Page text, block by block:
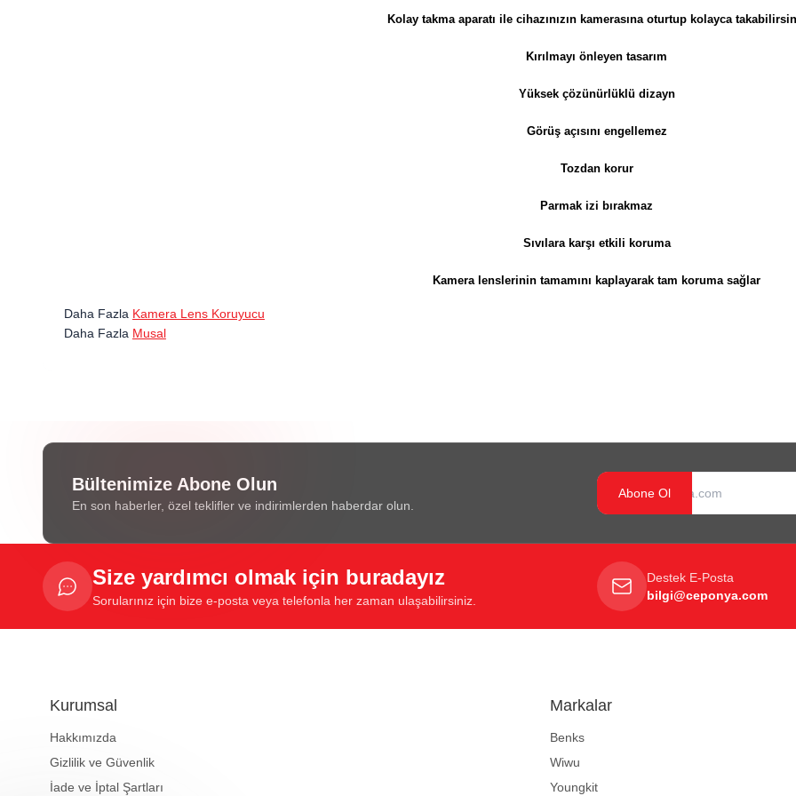
Kolay takma aparatı ile cihazınızın kamerasına oturtup kolayca
Kırılmayı önleyen tasarım
Yüksek çözünürlüklü dizayn
Görüş açısını engellemez
Tozdan korur
Parmak izi bırakmaz
Sıvılara karşı etkili koruma
Kamera lenslerinin tamamını kaplayarak tam koruma sağlar
Daha Fazla Kamera Lens Koruyucu
Daha Fazla Musal
Bültenimize Abone Olun
En son haberler, özel teklifler ve indirimlerden haberdar olun.
Abone Ol
Size yardımcı olmak için buradayız
Sorularınız için bize e-posta veya telefonla her zaman ulaşabilirsiniz.
Destek E-Posta
bilgi@ceponya.com
Kurumsal
Hakkımızda
Gizlilik ve Güvenlik
İade ve İptal Şartları
Markalar
Benks
Wiwu
Youngkit